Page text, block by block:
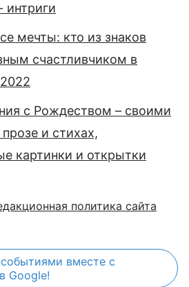
интриги
мечты: кто из знаков
счастливчиком в
с Рождеством – своими
и стихах,
картинки и открытки
политика сайта
вместе с
Google!